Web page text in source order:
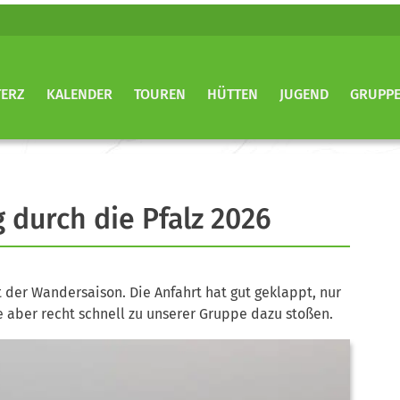
KALENDER TOUREN HÜTTEN JUGEND
die Pfalz 2026
Wandersaison. Die Anfahrt hat gut geklappt, nur
recht schnell zu unserer Gruppe dazu stoßen.